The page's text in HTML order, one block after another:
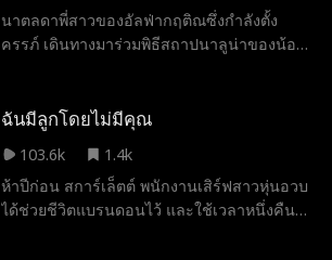
นาตลดาพี่สาวของอัลฟ่ากฤติณซึ่งกำลังตั้ง
ครรภ์ เดินทางมาร่วมพิธีสถาปนาลูน่าของน้อง
และเดือดดาล กวินตารังแกนาตลดาจนเธอแท้ง
ด้วยเลือด
ฉันมีลูกโดยไม่มีคุณ
103.6k
1.4k
ห้าปีก่อน สการ์เล็ตต์ พนักงานเสิร์ฟสาวหุ่นอวบ
ได้ช่วยชีวิตแบรนดอนไว้ และใช้เวลาหนึ่งคืน